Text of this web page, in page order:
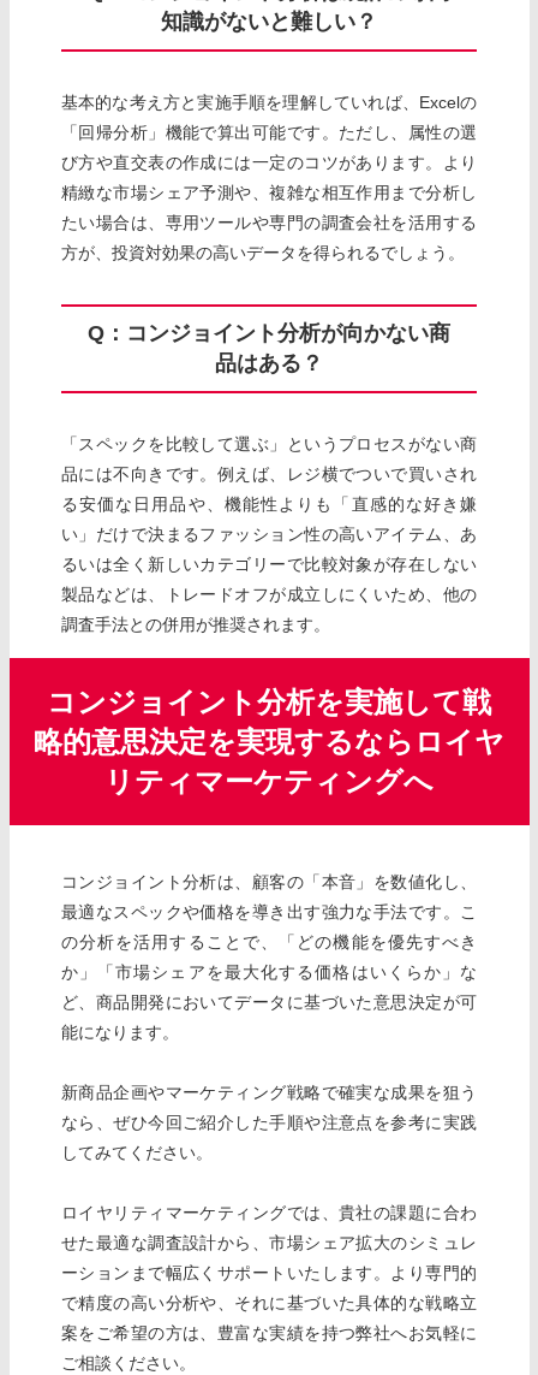
知識がないと難しい？
基本的な考え方と実施手順を理解していれば、Excelの
「回帰分析」機能で算出可能です。ただし、属性の選
び方や直交表の作成には一定のコツがあります。より
精緻な市場シェア予測や、複雑な相互作用まで分析し
たい場合は、専用ツールや専門の調査会社を活用する
方が、投資対効果の高いデータを得られるでしょう。
Q：コンジョイント分析が向かない商
品はある？
「スペックを比較して選ぶ」というプロセスがない商
品には不向きです。例えば、レジ横でついで買いされ
る安価な日用品や、機能性よりも「直感的な好き嫌
い」だけで決まるファッション性の高いアイテム、あ
るいは全く新しいカテゴリーで比較対象が存在しない
製品などは、トレードオフが成立しにくいため、他の
調査手法との併用が推奨されます。
コンジョイント分析を実施して戦
略的意思決定を実現するならロイヤ
リティマーケティングへ
コンジョイント分析は、顧客の「本音」を数値化し、
最適なスペックや価格を導き出す強力な手法です。こ
の分析を活用することで、「どの機能を優先すべき
か」「市場シェアを最大化する価格はいくらか」な
ど、商品開発においてデータに基づいた意思決定が可
能になります。
新商品企画やマーケティング戦略で確実な成果を狙う
なら、ぜひ今回ご紹介した手順や注意点を参考に実践
してみてください。
ロイヤリティマーケティングでは、貴社の課題に合わ
せた最適な調査設計から、市場シェア拡大のシミュレ
ーションまで幅広くサポートいたします。より専門的
で精度の高い分析や、それに基づいた具体的な戦略立
案をご希望の方は、豊富な実績を持つ弊社へお気軽に
ご相談ください。